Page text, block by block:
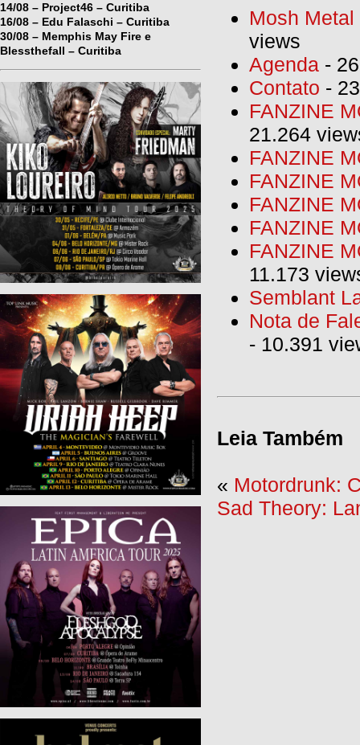
14/08 – Project46 – Curitiba
16/08 – Edu Falaschi – Curitiba
30/08 – Memphis May Fire e
Blessthefall – Curitiba
Mosh
views
Agenda -
Contato -
FANZINE
21.264
FANZINE
FANZINE
FANZINE
FANZINE
FANZINE
11.173
Semblant
Nota de
- 10.391
Leia Também
« Motordrunk:
Sad Theory: